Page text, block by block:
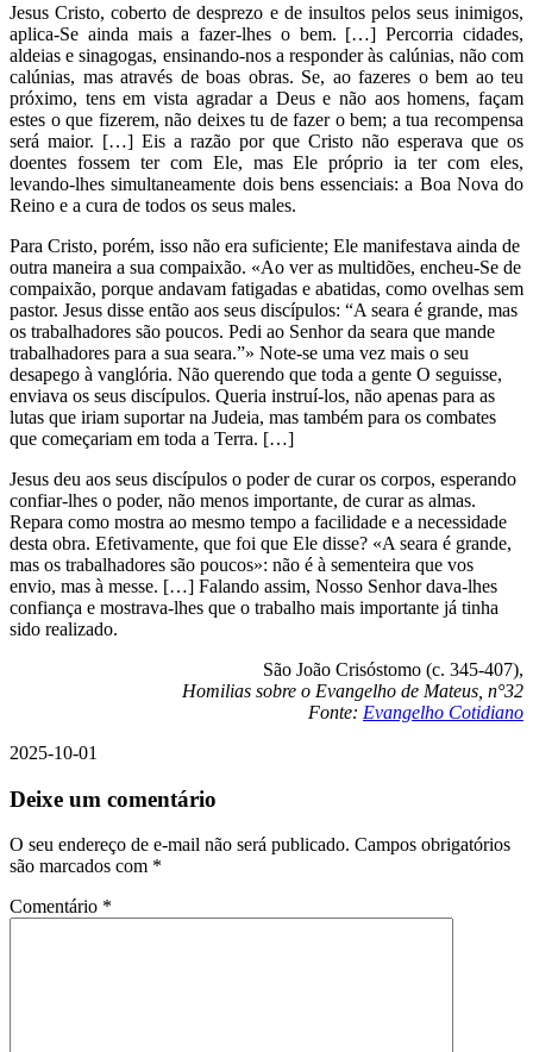
Jesus Cristo, coberto de desprezo e de insultos pelos seus inimigos,
aplica-Se ainda mais a fazer-lhes o bem. […] Percorria cidades,
aldeias e sinagogas, ensinando-nos a responder às calúnias, não com
calúnias, mas através de boas obras. Se, ao fazeres o bem ao teu
próximo, tens em vista agradar a Deus e não aos homens, façam
estes o que fizerem, não deixes tu de fazer o bem; a tua recompensa
será maior. […] Eis a razão por que Cristo não esperava que os
doentes fossem ter com Ele, mas Ele próprio ia ter com eles,
levando-lhes simultaneamente dois bens essenciais: a Boa Nova do
Reino e a cura de todos os seus males.
Para Cristo, porém, isso não era suficiente; Ele manifestava ainda de
outra maneira a sua compaixão. «Ao ver as multidões, encheu-Se de
compaixão, porque andavam fatigadas e abatidas, como ovelhas sem
pastor. Jesus disse então aos seus discípulos: “A seara é grande, mas
os trabalhadores são poucos. Pedi ao Senhor da seara que mande
trabalhadores para a sua seara.”» Note-se uma vez mais o seu
desapego à vanglória. Não querendo que toda a gente O seguisse,
enviava os seus discípulos. Queria instruí-los, não apenas para as
lutas que iriam suportar na Judeia, mas também para os combates
que começariam em toda a Terra. […]
Jesus deu aos seus discípulos o poder de curar os corpos, esperando
confiar-lhes o poder, não menos importante, de curar as almas.
Repara como mostra ao mesmo tempo a facilidade e a necessidade
desta obra. Efetivamente, que foi que Ele disse? «A seara é grande,
mas os trabalhadores são poucos»: não é à sementeira que vos
envio, mas à messe. […] Falando assim, Nosso Senhor dava-lhes
confiança e mostrava-lhes que o trabalho mais importante já tinha
sido realizado.
São João Crisóstomo (c. 345-407),
Homilias sobre o Evangelho de Mateus, n°32
Fonte: Evangelho Cotidiano
2025-10-01
Deixe um comentário
O seu endereço de e-mail não será publicado. Campos obrigatórios
são marcados com *
Comentário *